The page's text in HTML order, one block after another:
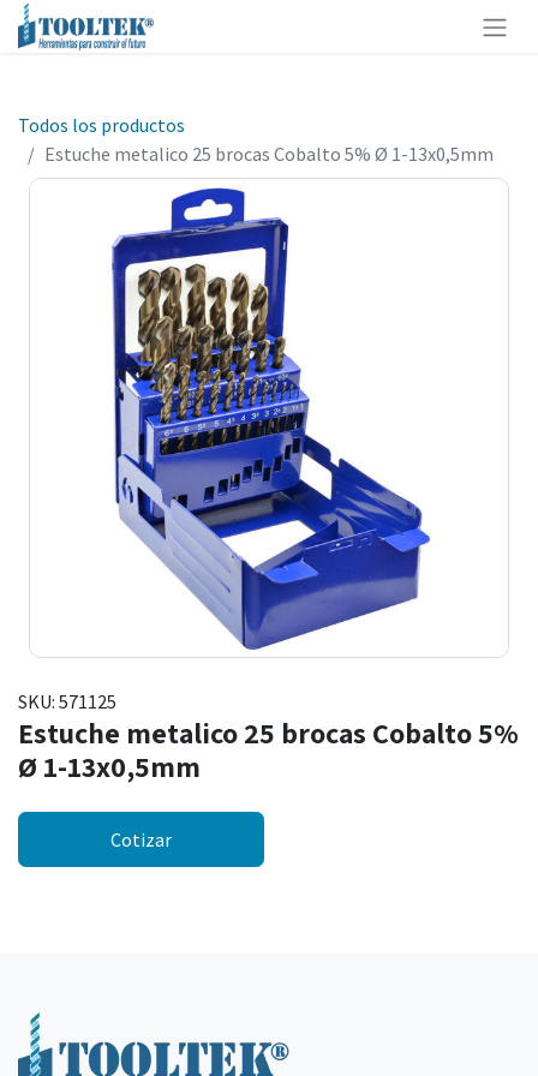
Todos los productos
Estuche metalico 25 brocas Cobalto 5% Ø 1-13x0,5mm
SKU: 571125
Estuche metalico 25 brocas Cobalto 5%
Ø 1-13x0,5mm
Cotizar